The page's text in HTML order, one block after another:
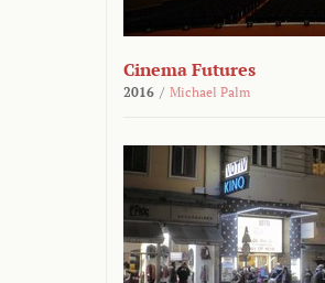
Cinema Futures
2016 / Michael Palm